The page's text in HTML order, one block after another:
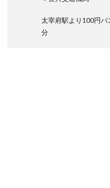
太宰府駅より100円
分